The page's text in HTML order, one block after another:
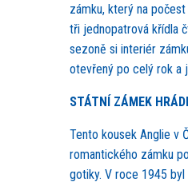
zámku, který na
tři jednopatrová křídla
sezoně si interiér
otevřený po celý rok a
STÁTNÍ ZÁMEK
Tento kousek Anglie v
romantického zámku
gotiky. V roce 1945